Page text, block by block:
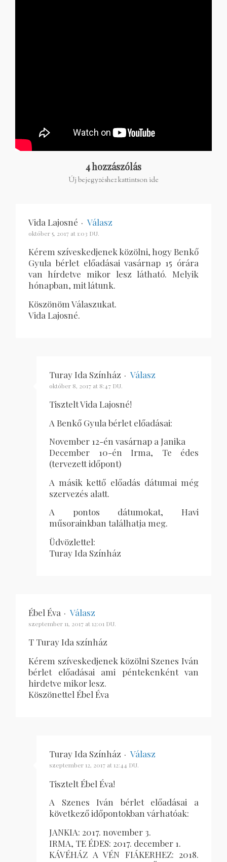
4 hozzászólás
Új bejegyzéshez kattintson ide
Vida Lajosné · Válasz
október 5, 2017 at 1:03 DU.
Kérem szíveskedjenek közölni, hogy Benkő
Gyula bérlet előadásai vasárnap 15 órára
van hírdetve mikor lesz látható. Melyik
hónapban, mit látunk.
Köszönöm Válaszukat.
Vida Lajosné.
Turay Ida Színház · Válasz
október 8, 2017 at 8:47 DU.
Tisztelt Vida Lajosné!
A Benkő Gyula bérlet előadásai:
November 12-én vasárnap a Janika
December 10-én Irma, Te édes
(tervezett időpont)
A másik kettő előadás dátumai még
szervezés alatt.
A pontos dátumokat, Havi
műsorainkban találhatja meg.
Üdvözlettel:
Turay Ida Színház
Ébel Éva · Válasz
szeptember 11, 2017 at 12:01 DU.
T Turay Ida színház
Kérem szíveskedjenek közölni Szenes Iván
bérlet előadásai ami péntekenként van
hirdetve mikor lesz.
Köszönettel Ébel Éva
Turay Ida Színház · Válasz
szeptember 12, 2017 at 12:44 DU.
Tisztelt Ébel Éva!
A Szenes Iván bérlet előadásai a
következő időpontokban várhatóak:
JANKIA: 2017. november 3.
IRMA, TE ÉDES: 2017. december 1.
KÁVÉHÁZ A VÉN FIÁKERHEZ: 2018.